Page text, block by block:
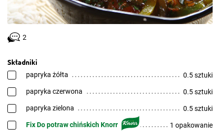
2
Składniki
papryka żółta 0.5 sztuki
papryka czerwona 0.5 sztuki
papryka zielona 0.5 sztuki
Fix Do potraw chińskich Knorr 1 opakowanie